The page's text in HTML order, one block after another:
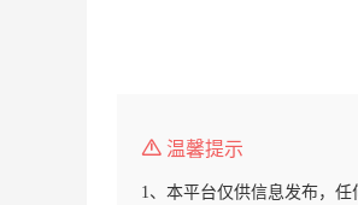
温馨提示
1、本平台仅供信息发布，